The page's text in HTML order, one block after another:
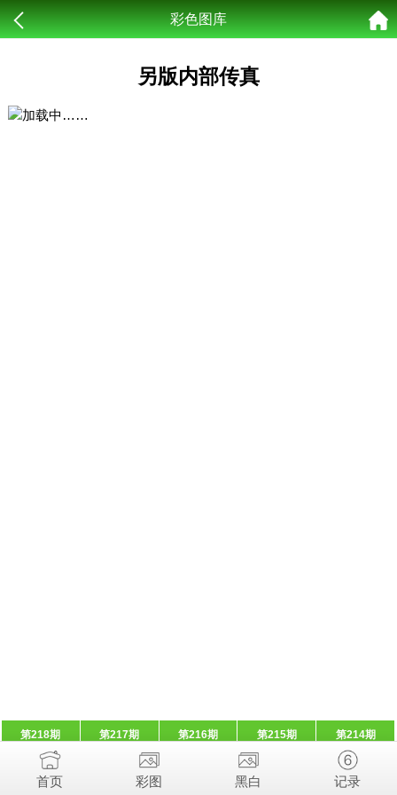
彩色图库
另版内部传真
第218期 第217期 第216期 第215期 第214期
首页 彩图 黑白 记录